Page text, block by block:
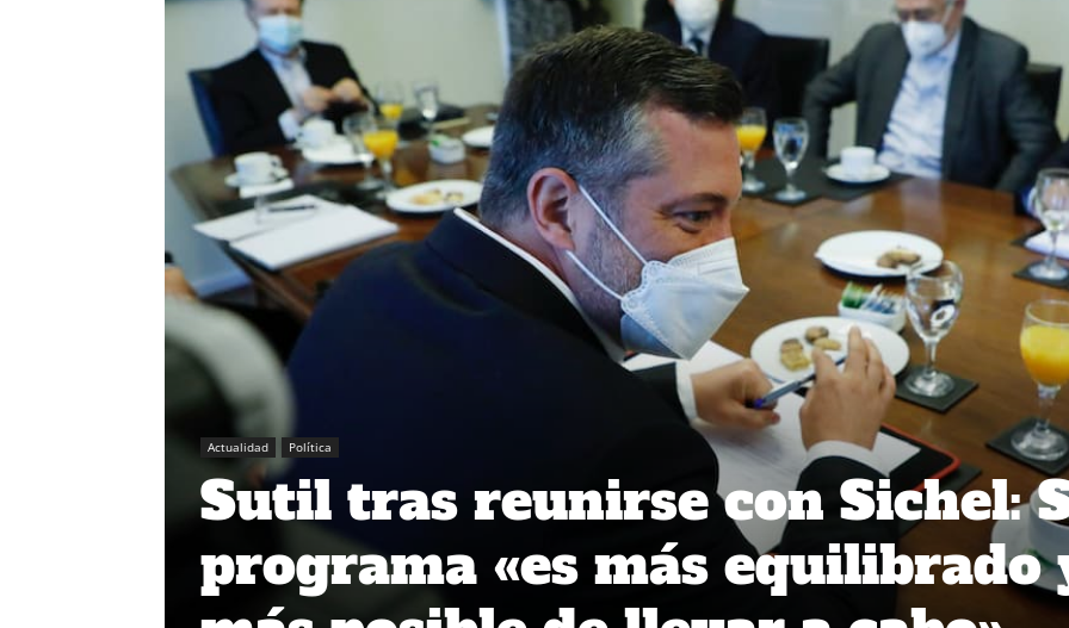
Actualidad Política
Sutil tras reunirse con Sichel:
programa «es más equilibrado